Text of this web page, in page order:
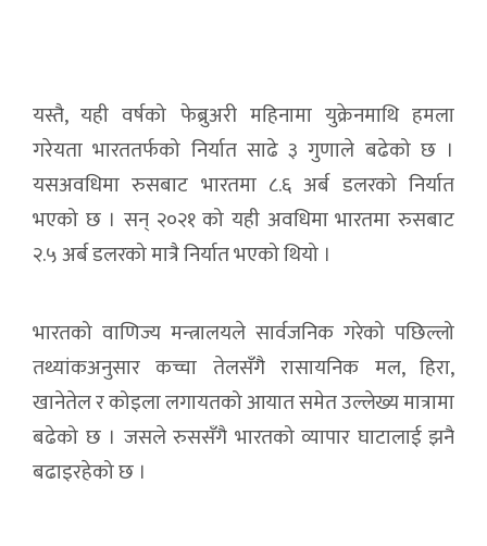
यस्तै, यही वर्षको फेब्रुअरी महिनामा युक्रेनमाथि हमला
गरेयता भारततर्फको निर्यात साढे ३ गुणाले बढेको छ ।
यसअवधिमा रुसबाट भारतमा ८.६ अर्ब डलरको निर्यात
भएको छ । सन् २०२१ को यही अवधिमा भारतमा रुसबाट
२.५ अर्ब डलरको मात्रै निर्यात भएको थियो ।
भारतको वाणिज्य मन्त्रालयले सार्वजनिक गरेको पछिल्लो
तथ्यांकअनुसार कच्चा तेलसँगै रासायनिक मल, हिरा,
खानेतेल र कोइला लगायतको आयात समेत उल्लेख्य मात्रामा
बढेको छ । जसले रुससँगै भारतको व्यापार घाटालाई झनै
बढाइरहेको छ ।